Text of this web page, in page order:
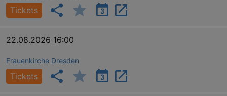
Tickets
22.08.2026 16:00
Frauenkirche Dresden
Tickets